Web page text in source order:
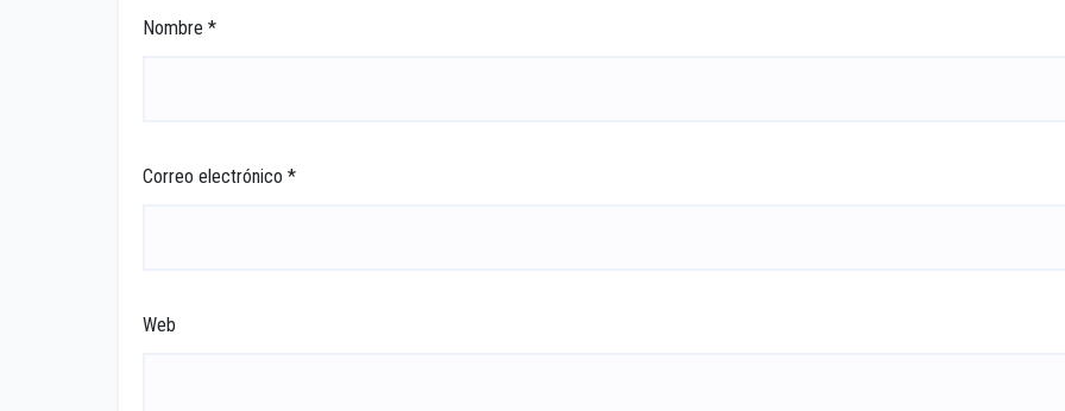
Nombre *
Correo electrónico *
Web